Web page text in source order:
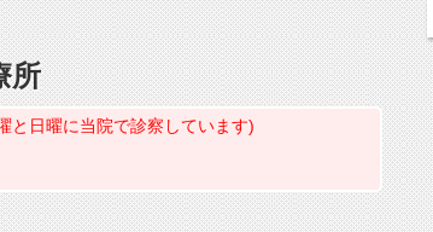
所
と日曜に当院で診察しています)